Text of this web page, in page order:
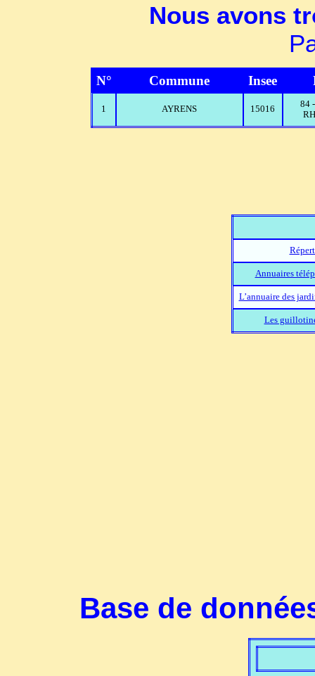
Nous avons
N° Commune Insee
1 AYRENS 15016
84
Annuaires
L’annuaire des
Les
Base de